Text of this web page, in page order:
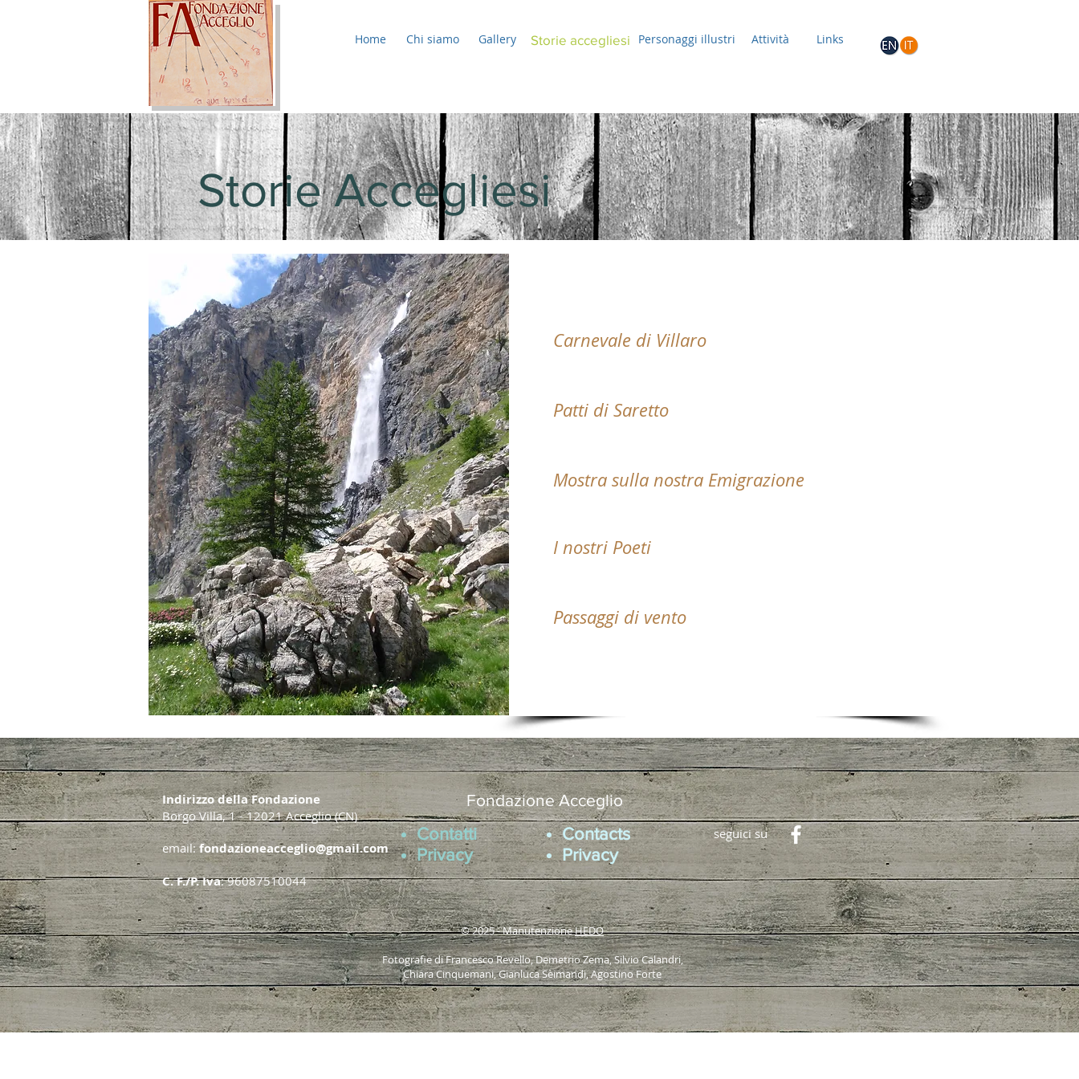
Home Chi siamo Gallery Storie accegliesi Attività
Personaggi illustri Links
Storie Accegliesi
Carnevale di Villaro
Patti di Saretto
Mostra sulla nostra Emigrazione
I nostri Poeti
Passaggi di vento
Indirizzo della Fondazione
Borgo Villa, 1 - 12021 Acceglio (CN)
email:fondazioneacceglio@gmail.com
C. F./P. Iva: 96087510044
Fondazione Acceglio
Contatti
Privacy
Contacts
Privacy
seguici su
© 2025 - ManutenzioneHEDO
Fotografie di Francesco Revello, Demetrio Zema, Silvio Calandri,
Chiara Cinquemani, Gianluca Seimandi, Agostino Forte